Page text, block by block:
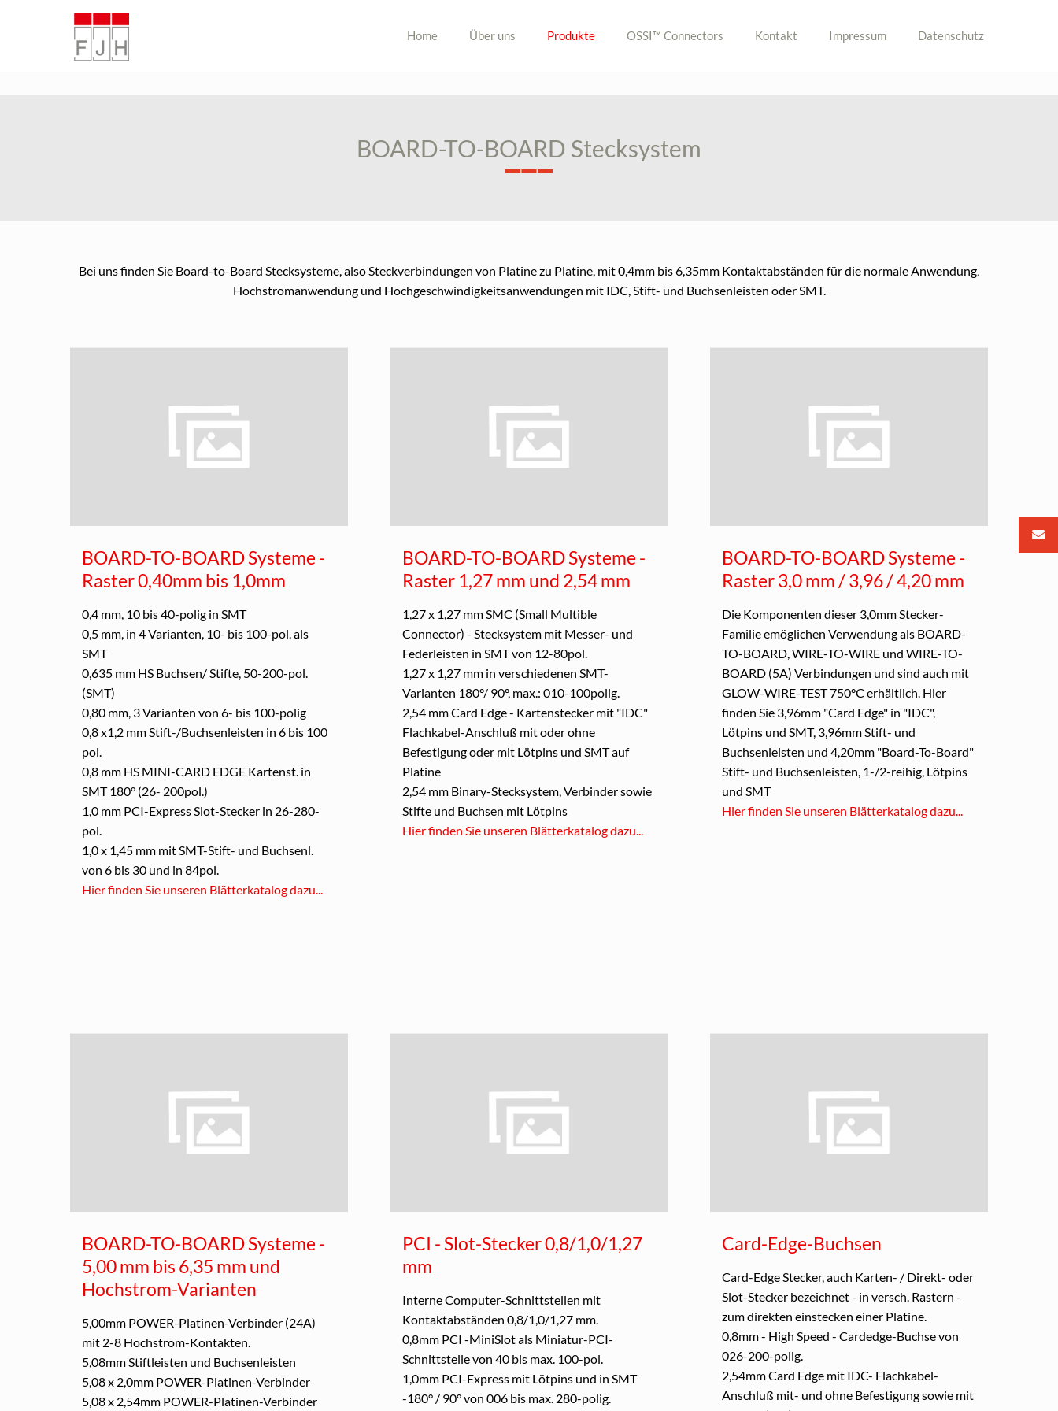
Home Über uns Produkte OSSI™ Connectors Kontakt Impressum Datenschutz
BOARD-TO-BOARD Stecksystem
Bei uns finden Sie Board-to-Board Stecksysteme, also Steckverbindungen von Platine zu Platine, mit 0,4mm bis 6,35mm Kontaktabständen für die normale Anwendung,
Hochstromanwendung und Hochgeschwindigkeitsanwendungen mit IDC, Stift- und Buchsenleisten oder SMT.
BOARD-TO-BOARD Systeme -
Raster 0,40mm bis 1,0mm
0,4 mm, 10 bis 40-polig in SMT
0,5 mm, in 4 Varianten, 10- bis 100-pol. als
SMT
0,635 mm HS Buchsen/ Stifte, 50-200-pol.
(SMT)
0,80 mm, 3 Varianten von 6- bis 100-polig
0,8 x1,2 mm Stift-/Buchsenleisten in 6 bis 100
pol.
0,8 mm HS MINI-CARD EDGE Kartenst. in
SMT 180° (26- 200pol.)
1,0 mm PCI-Express Slot-Stecker in 26-280-
pol.
1,0 x 1,45 mm mit SMT-Stift- und Buchsenl.
von 6 bis 30 und in 84pol.
Hier finden Sie unseren Blätterkatalog dazu...
BOARD-TO-BOARD Systeme -
Raster 1,27 mm und 2,54 mm
1,27 x 1,27 mm SMC (Small Multible
Connector) - Stecksystem mit Messer- und
Federleisten in SMT von 12-80pol.
1,27 x 1,27 mm in verschiedenen SMT-
Varianten 180°/ 90°, max.: 010-100polig.
2,54 mm Card Edge - Kartenstecker mit "IDC"
Flachkabel-Anschluß mit oder ohne
Befestigung oder mit Lötpins und SMT auf
Platine
2,54 mm Binary-Stecksystem, Verbinder sowie
Stifte und Buchsen mit Lötpins
Hier finden Sie unseren Blätterkatalog dazu...
BOARD-TO-BOARD Systeme -
Raster 3,0 mm / 3,96 / 4,20 mm
Die Komponenten dieser 3,0mm Stecker-
Familie emöglichen Verwendung als BOARD-
TO-BOARD, WIRE-TO-WIRE und WIRE-TO-
BOARD (5A) Verbindungen und sind auch mit
GLOW-WIRE-TEST 750°C erhältlich. Hier
finden Sie 3,96mm "Card Edge" in "IDC",
Lötpins und SMT, 3,96mm Stift- und
Buchsenleisten und 4,20mm "Board-To-Board"
Stift- und Buchsenleisten, 1-/2-reihig, Lötpins
und SMT
Hier finden Sie unseren Blätterkatalog dazu...
BOARD-TO-BOARD Systeme -
5,00 mm bis 6,35 mm und
Hochstrom-Varianten
5,00mm POWER-Platinen-Verbinder (24A)
mit 2-8 Hochstrom-Kontakten.
5,08mm Stiftleisten und Buchsenleisten
5,08 x 2,0mm POWER-Platinen-Verbinder
5,08 x 2,54mm POWER-Platinen-Verbinder
PCI - Slot-Stecker 0,8/1,0/1,27
mm
Interne Computer-Schnittstellen mit
Kontaktabständen 0,8/1,0/1,27 mm.
0,8mm PCI -MiniSlot als Miniatur-PCI-
Schnittstelle von 40 bis max. 100-pol.
1,0mm PCI-Express mit Lötpins und in SMT
-180° / 90° von 006 bis max. 280-polig.
Card-Edge-Buchsen
Card-Edge Stecker, auch Karten- / Direkt- oder
Slot-Stecker bezeichnet - in versch. Rastern -
zum direkten einstecken einer Platine.
0,8mm - High Speed - Cardedge-Buchse von
026-200-polig.
2,54mm Card Edge mit IDC- Flachkabel-
Anschluß mit- und ohne Befestigung sowie mit